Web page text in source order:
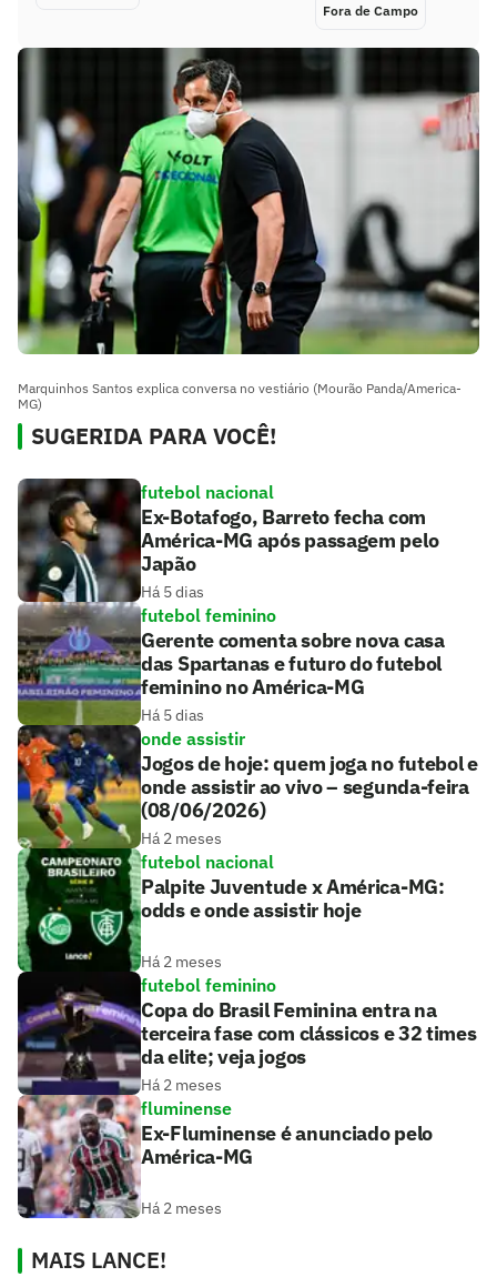
Fora de Campo
Marquinhos Santos explica conversa no vestiário (Mourão Panda/America-
MG)
SUGERIDA PARA VOCÊ!
futebol nacional
Ex-Botafogo, Barreto fecha com
América-MG após passagem pelo
Japão
Há 5 dias
futebol feminino
Gerente comenta sobre nova casa
das Spartanas e futuro do futebol
feminino no América-MG
Há 5 dias
onde assistir
Jogos de hoje: quem joga no futebol e
onde assistir ao vivo – segunda-feira
(08/06/2026)
Há 2 meses
futebol nacional
Palpite Juventude x América-MG:
odds e onde assistir hoje
Há 2 meses
futebol feminino
Copa do Brasil Feminina entra na
terceira fase com clássicos e 32 times
da elite; veja jogos
Há 2 meses
fluminense
Ex-Fluminense é anunciado pelo
América-MG
Há 2 meses
MAIS LANCE!